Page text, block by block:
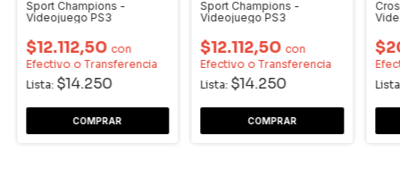
Sport Champions -
Videojuego PS3
$12.112,50 con
Efectivo o Transferencia
Lista: $14.250
Sport Champions -
Videojuego PS3
$12.112,50 con
Efectivo o Transferencia
Lista: $14.250